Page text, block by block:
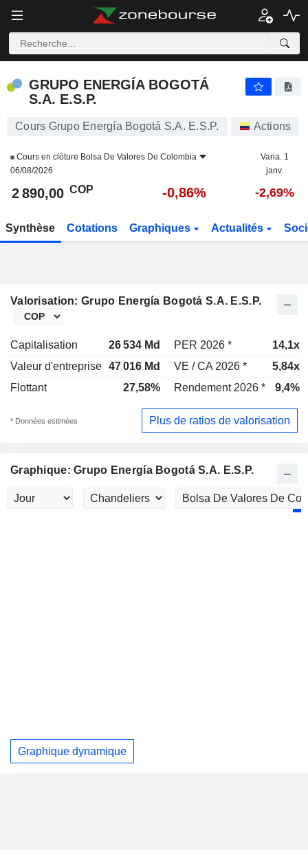
GRUPO ENERGÍA BOGOTÁ
S.A. E.S.P.
Cours Grupo Energía Bogotá S.A. E.S.P. Actions
Cours en clôture Bolsa De Valores De Colombia
06/08/2026
Varia. 1
janv.
2 890,00 COP -0,86% -2,69%
Synthèse Cotations Graphiques Actualités
Valorisation: Grupo Energía Bogotá S.A. E.S.P.
Capitalisation 26 534 Md PER 2026 *
14,1x
Valeur d'entreprise 47 016 Md VE / CA 2026 *
5,84x
Flottant
27,58% Rendement 2026 * 9,4%
* Données estimées Plus de ratios de valorisation
Graphique: Grupo Energía Bogotá S.A. E.S.P.
Graphique dynamique